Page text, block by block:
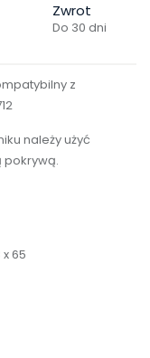
Zwrot
Do 30 dni
z
należy użyć
pokrywą.
65